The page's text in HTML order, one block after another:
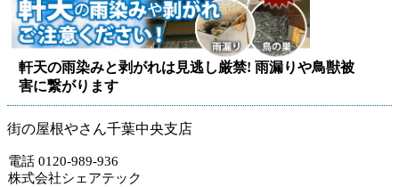
軒天の雨染みと剥がれは見逃し厳禁! 雨漏りや鳥獣被
害に繋がります
街の屋根やさん千葉中央支店
電話 0120-989-936
株式会社シェアテック